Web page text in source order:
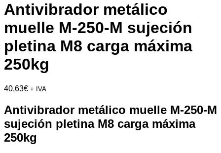
Antivibrador metálico
muelle M-250-M sujeción
pletina M8 carga máxima
250kg
40,63€ + IVA
Antivibrador metálico muelle M-250-M
sujeción pletina M8 carga máxima
250kg